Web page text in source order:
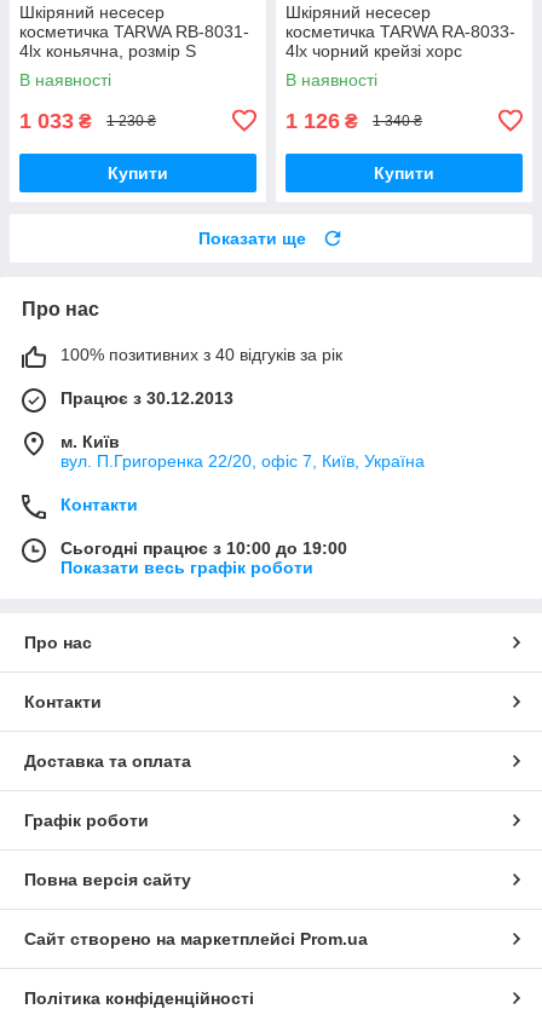
Шкіряний несесер
косметичка TARWA RB-8031-
4lx коньячна, розмір S
В наявності
1 033 ₴ 1 230 ₴
Купити
Шкіряний несесер
косметичка TARWA RA-8033-
4lx чорний крейзі хорс
В наявності
1 126 ₴ 1 340 ₴
Купити
Показати ще
Про нас
100% позитивних з 40 відгуків за рік
Працює з 30.12.2013
м. Київ
вул. П.Григоренка 22/20, офіс 7, Київ, Україна
Контакти
Сьогодні працює з 10:00 до 19:00
Показати весь графік роботи
Про нас
Контакти
Доставка та оплата
Графік роботи
Повна версія сайту
Сайт створено на маркетплейсі Prom.ua
Політика конфіденційності